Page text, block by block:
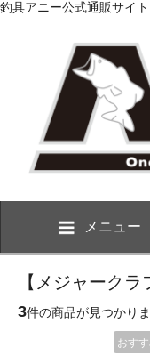
釣具アニー公式通販サイ
メニュー
【メジャーク
3件の商品が見つかり
おす